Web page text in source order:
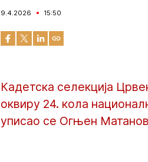
9.4.2026 15:50
Кадетска селекција
оквиру 24. кола
уписао се Огњен